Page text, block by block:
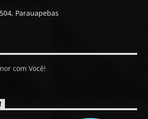
Parauapebas
com Você!